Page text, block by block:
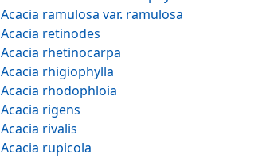
Acacia ramulosa var. ramulosa
Acacia retinodes
Acacia rhetinocarpa
Acacia rhigiophylla
Acacia rhodophloia
Acacia rigens
Acacia rivalis
Acacia rupicola